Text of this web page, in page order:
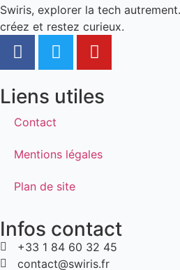
Swiris, explorer la tech
créez et restez curieux.
Liens utiles
Contact
Mentions légales
Plan de site
Infos contact
+33 1 84 60 32 45
contact@swiris.fr